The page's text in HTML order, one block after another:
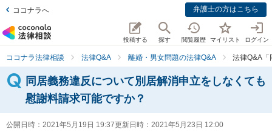
ココナラへ 弁護士の方はこちら
投稿する 探す 閲覧履歴 マイリスト ログイン
ココナラ法律相談 法律Q&A 離婚・男女問題の法律Q&A 法律Q&A
同居義務違反について別居解消申立をしなくても
慰謝料請求可能ですか？
公開日時： 2021年5月19日 19:37更新日時： 2021年5月23日 12:00